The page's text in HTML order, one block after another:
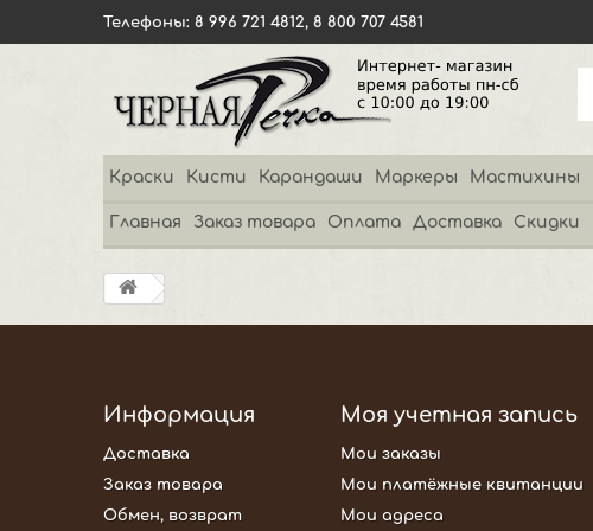
Телефоны: 8 996 721 4812, 8 800 707 4581
Краски Кисти Карандаши Маркеры Мастихины
Главная Заказ товара Оплата Доставка Скидки
Информация
Доставка
Заказ товара
Обмен, возврат
Моя учетная запись
Мои заказы
Мои платёжные квитанции
Мои адреса